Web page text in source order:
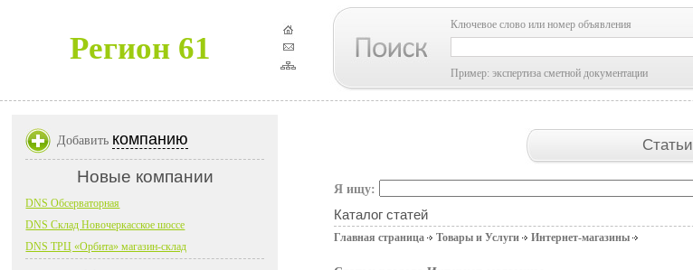
Регион 61
Ключевое слово или номер объявления
Пример: экспертиза сметной документации
Статьи
Я ищу:
Каталог статей
Главная страница Товары и Услуги Интернет-магазины
Добавить компанию
Новые компании
DNS Обсерваторная
DNS Склад Новочеркасское шоссе
DNS ТРЦ «Орбита» магазин-склад